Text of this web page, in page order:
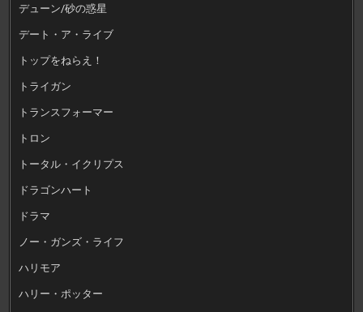
デューン/砂の惑星
デート・ア・ライブ
トップをねらえ！
トライガン
トランスフォーマー
トロン
トータル・イクリプス
ドラゴンハート
ドラマ
ノー・ガンズ・ライフ
ハリモア
ハリー・ポッター